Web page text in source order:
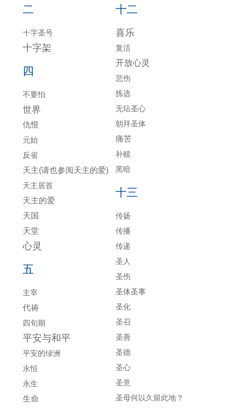
二
十字圣号
十字架
四
不要怕
世界
仇恨
元始
反省
天主(请也参阅天主的爱)
天主居首
天主的爱
天国
天堂
心灵
五
主宰
代祷
四旬期
平安与和平
平安的绿洲
永恒
永生
生命
十二
喜乐
复活
开放心灵
悲伤
拣选
无玷圣心
朝拜圣体
痛苦
补赎
黑暗
十三
传扬
传播
传递
圣人
圣伤
圣体圣事
圣化
圣召
圣善
圣德
圣心
圣意
圣母何以久留此地？